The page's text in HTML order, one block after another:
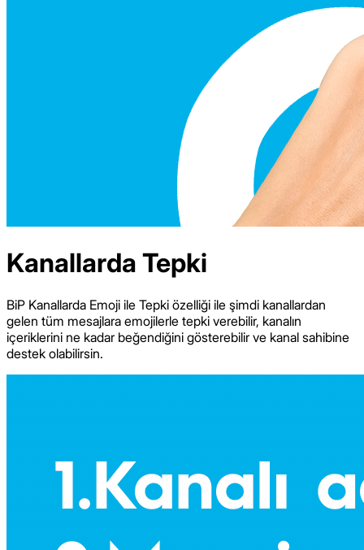
Kanallarda Tepki
BiP Kanallarda Emoji ile Tepki özelliği ile şimdi kanallardan
gelen tüm mesajlara emojilerle tepki verebilir, kanalın
içeriklerini ne kadar beğendiğini gösterebilir ve kanal sahibine
destek olabilirsin.